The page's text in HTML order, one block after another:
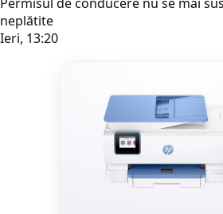
neplătite
Ieri, 13:20